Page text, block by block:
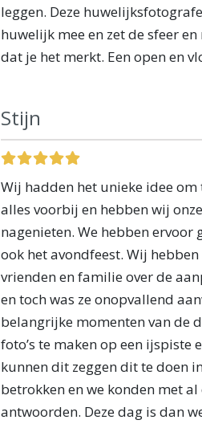
leggen. Deze
huwelijk mee en zet de sfeer
dat je het merkt. Een open en
Stijn
Wij hadden het unieke idee
alles voorbij en hebben wij
nagenieten. We hebben ervoor
ook het avondfeest. Wij
vrienden en familie over de
en toch was ze onopvallend
belangrijke momenten van de
foto’s te maken op een ijspiste
kunnen dit zeggen dit te doen
betrokken en we konden met
antwoorden. Deze dag is dan